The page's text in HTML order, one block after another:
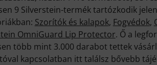
9 Silverstein-termék tartózkodik
Szorítók és kalapok, Fogvédok,
OmniGuard Lip Protector. Ő a
több mint 3.000 darabot tettek
kapcsolatban itt találsz bővebb